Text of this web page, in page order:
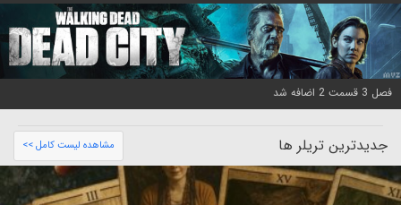
فصل 3 قسمت 2 اضافه شد
جدیدترین تریلر ها مشاهده لیست کامل >>